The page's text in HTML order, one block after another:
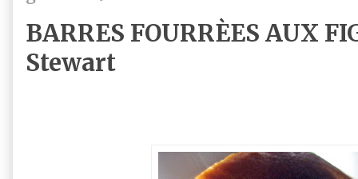
BARRES FOURRÈES AUX
Stewart